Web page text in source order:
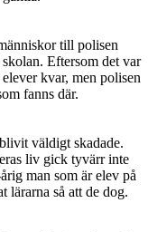
till polisen
Eftersom det var
kvar, men polisen
fanns där.
väldigt skadade.
liv gick tyvärr inte
man som är elev på
lärarna så att de dog.